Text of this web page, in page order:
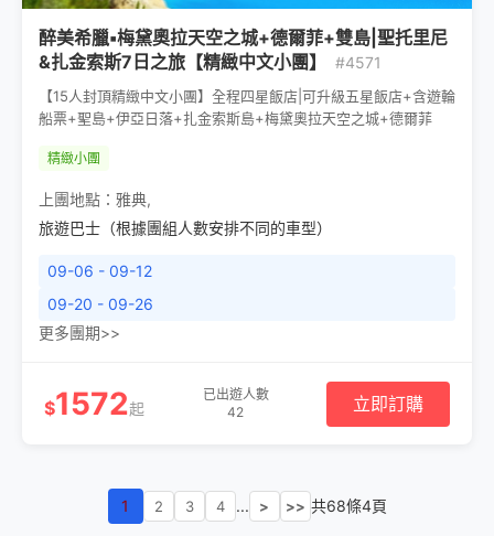
醉美希臘▪梅黛奧拉天空之城+德爾菲+雙島|聖托里尼
&扎金索斯7日之旅【精緻中文小團】
#4571
【15人封頂精緻中文小團】全程四星飯店|可升級五星飯店+含遊輪
船票+聖島+伊亞日落+扎金索斯島+梅黛奧拉天空之城+德爾菲
精緻小團
上團地點： 雅典,
旅遊巴士（根據團組人數安排不同的車型）
09-06 - 09-12
09-20 - 09-26
更多團期>>
$1572起
已出遊人數
42
立即訂購
1 2 3 4 ... > >> 共68條4頁